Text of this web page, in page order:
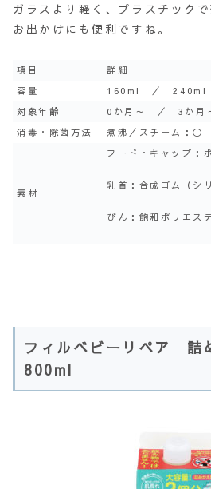
ガラスより軽く、プラスチック
お出かけにも便利ですね。
項目
詳細
容量
160ml ／ 240ml
対象年齢
0か月～ ／ 3か月
消毒・除菌方法
煮沸／スチーム：
素材
フード・キャップ：
乳首：合成ゴム（シ
びん：飽和ポリエス
フィルベビーリペア 詰
800ml